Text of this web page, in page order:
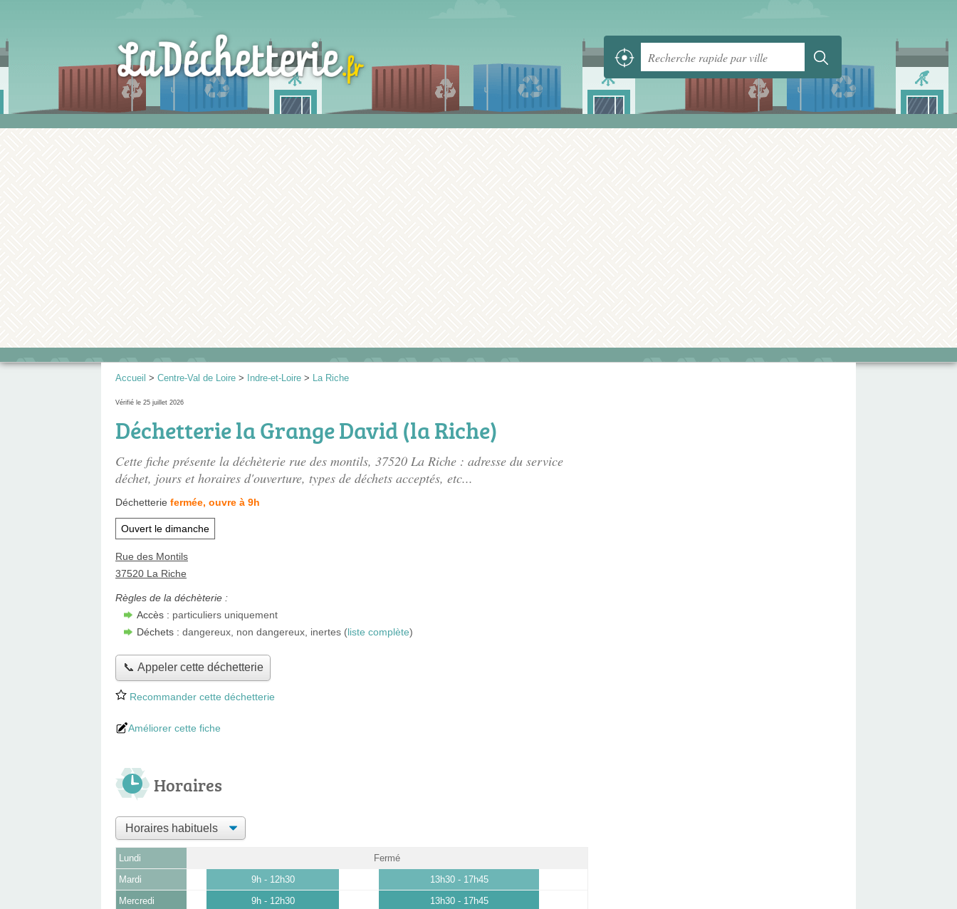
Accueil > Centre-Val de Loire > Indre-et-Loire > La Riche
Vérifié le 25 juillet 2026
Déchetterie la Grange David (la Riche)
Cette fiche présente la déchèterie rue des montils, 37520 La Riche : adresse du service
déchet, jours et horaires d'ouverture, types de déchets acceptés, etc...
Déchetterie fermée, ouvre à 9h
Ouvert le dimanche
Rue des Montils
37520 La Riche
Règles de la déchèterie :
Accès : particuliers uniquement
Déchets : dangereux, non dangereux, inertes (liste complète)
📞 Appeler cette déchetterie
Recommander cette déchetterie
Améliorer cette fiche
Horaires
Lundi Fermé
Mardi 9h - 12h30 13h30 - 17h45
Mercredi 9h - 12h30 13h30 - 17h45